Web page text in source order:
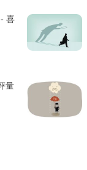
喜
量